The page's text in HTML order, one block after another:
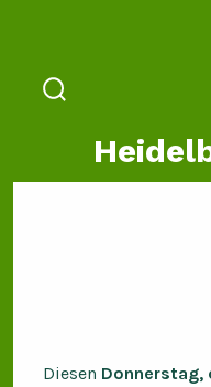
springen
Diesen Donnerstag,